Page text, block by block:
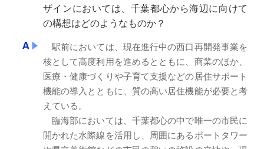
ザインにおいては、千葉都心から海辺に向けて
の構想はどのようなものか？
駅前においては、現在進行中の西口再開発事業を
核として高度利用を進めるとともに、商業のほか、
医療・健康づくりや子育て支援などの居住サポート
機能の導入とともに、質の高い居住機能が必要と考
えている。
臨海部においては、千葉都心の中で唯一の市民に
開かれた水際線を活用し、周囲にあるポートタワー